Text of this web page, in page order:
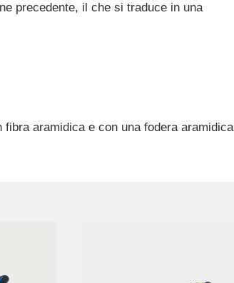
precedente, il che si traduce in una
aramidica e con una fodera aramidica